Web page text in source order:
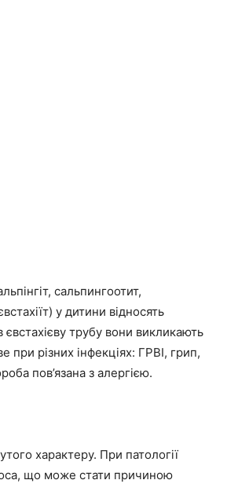
сальпингоотит,
у дитини відносять
євстахієву трубу вони викликають
при різних інфекціях: ГРВІ, грип,
пов’язана з алергією.
характеру. При патології
що може стати причиною